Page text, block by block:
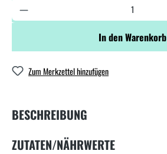
In den Warenkorb
Zum Merkzettel hinzufügen
BESCHREIBUNG
ZUTATEN/NÄHRWERTE